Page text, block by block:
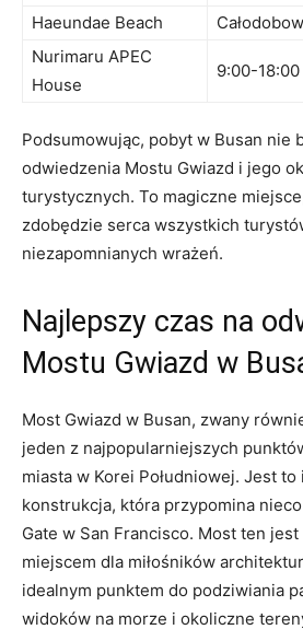
Haeundae Beach
Nurimaru APEC
House
9:00-18:00
Podsumowując, pobyt w Busan nie
odwiedzenia Mostu Gwiazd i jego
turystycznych. To magiczne
zdobędzie​ serca wszystkich
niezapomnianych wrażeń.
Najlepszy czas na
Mostu‍ Gwiazd w
Most Gwiazd w Busan, ‌zwany
jeden ‌z najpopularniejszych
miasta w Korei Południowej. Jest to
konstrukcja, która przypomina
Gate w San Francisco. Most⁤ ten
miejscem ‌dla miłośników
idealnym punktem do podziwiania
widoków na morze⁤ i okoliczne⁣